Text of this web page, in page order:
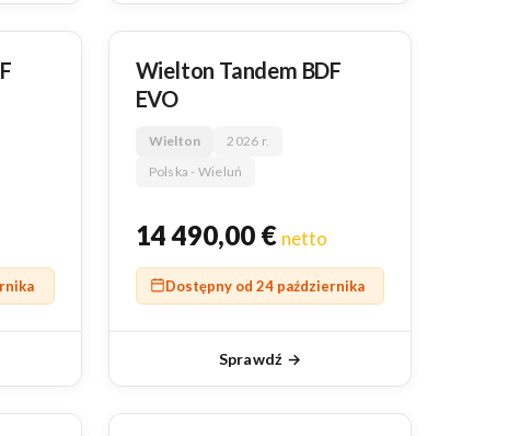
NOWY
Wielton Tandem BDF
EVO
Wielton
2026 r.
Polska - Wieluń
14 490,00 € netto
Dostępny od 24 października
Sprawdź →